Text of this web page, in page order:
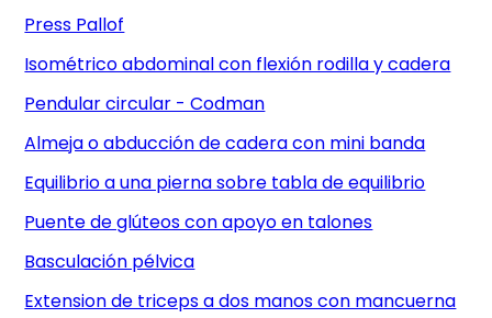
Press Pallof
Isométrico abdominal con flexión rodilla y cadera
Pendular circular - Codman
Almeja o abducción de cadera con mini banda
Equilibrio a una pierna sobre tabla de equilibrio
Puente de glúteos con apoyo en talones
Basculación pélvica
Extension de triceps a dos manos con mancuerna